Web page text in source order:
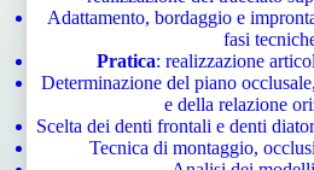
Adattamento, bordaggio e
fasi
Pratica: realizzazione
Determinazione del piano
e della relazione
Scelta dei denti frontali e denti
Tecnica di montaggio,